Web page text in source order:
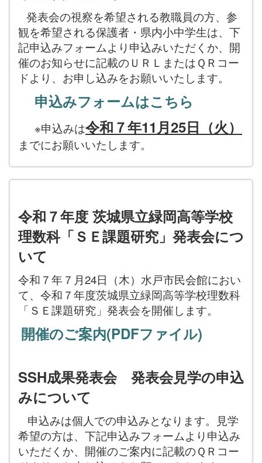
発表会の視察を希望される教職員の方、参
観を希望される保護者・県内小中学生は、下
記申込みフォームより申込みいただくか、開
催のお知らせに記載のＵＲＬまたはＱＲコー
ドより、お申し込みをお願いいたします。
申込みフォームはこちら
※申込みは令和７年11月25日（火）
までにお願いいたします。
令和７年度 茨城県立緑岡高等学校
理数科「ＳＥ課題研究」発表会につ
いて
令和７年７月24日（木）水戸市民会館におい
て、令和７年度茨城県立緑岡高等学校理数科
「ＳＥ課題研究」発表会を開催します。
開催のご案内(PDFファイル)
SSH成果発表会 発表会見学の申込
みについて
申込みは個人での申込みとなります。見学
希望の方は、下記申込みフォームより申込み
いただくか、開催のご案内に記載のＱＲコー